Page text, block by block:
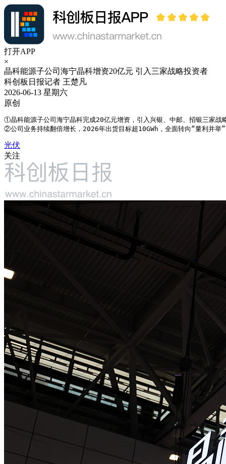
打开APP
×
晶科能源子公司海宁晶科增资20亿元 引入三家战略投资者
科创板日报记者 王楚凡
2026-06-13 星期六
原创
①晶科能源子公司海宁晶科完成20亿元增资，引入兴银、中邮、招银三家战
②公司业务持续翻倍增长，2026年出货目标超10GWh，全面转向“量利并举
光伏
关注